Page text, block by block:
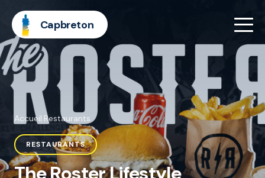
Capbreton
Accueil Restaurants
RESTAURANTS